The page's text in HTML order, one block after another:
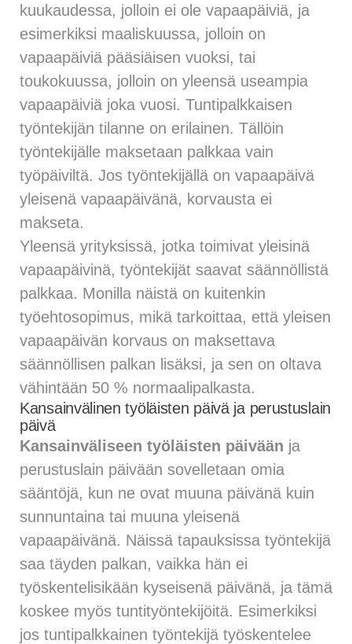
kuukaudessa, jolloin ei ole vapaapäiviä, ja
esimerkiksi maaliskuussa, jolloin on
vapaapäiviä pääsiäisen vuoksi, tai
toukokuussa, jolloin on yleensä useampia
vapaapäiviä joka vuosi. Tuntipalkkaisen
työntekijän tilanne on erilainen. Tällöin
työntekijälle maksetaan palkkaa vain
työpäiviltä. Jos työntekijällä on vapaapäivä
yleisenä vapaapäivänä, korvausta ei
makseta.
Yleensä yrityksissä, jotka toimivat yleisinä
vapaapäivinä, työntekijät saavat säännöllistä
palkkaa. Monilla näistä on kuitenkin
työehtosopimus, mikä tarkoittaa, että yleisen
vapaapäivän korvaus on maksettava
säännöllisen palkan lisäksi, ja sen on oltava
vähintään 50 % normaalipalkasta.
Kansainvälinen työläisten päivä ja perustuslain
päivä
Kansainväliseen työläisten päivään ja
perustuslain päivään sovelletaan omia
sääntöjä, kun ne ovat muuna päivänä kuin
sunnuntaina tai muuna yleisenä
vapaapäivänä. Näissä tapauksissa työntekijä
saa täyden palkan, vaikka hän ei
työskentelisikään kyseisenä päivänä, ja tämä
koskee myös tuntityöntekijöitä. Esimerkiksi
jos tuntipalkkainen työntekijä työskentelee